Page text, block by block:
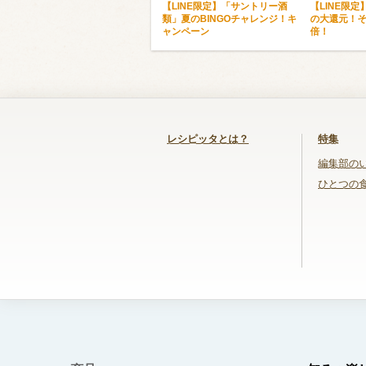
【LINE限定】「サントリー酒
類」夏のBINGOチャレンジ！キ
ャンペーン
【LINE限定
の大還元！
倍！
レシピッタとは？ 特集
編集部の
ひとつの